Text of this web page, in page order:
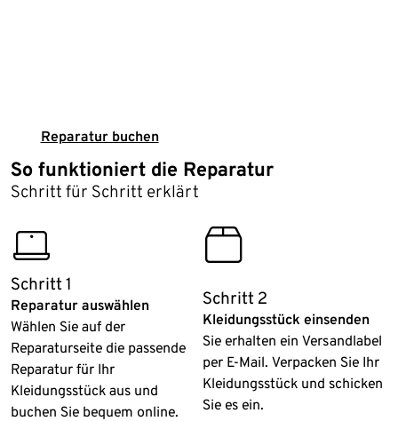
Reparatur buchen
So funktioniert die Reparatur
Schritt für Schritt erklärt
computer
Schritt 1
Reparatur auswählen
Wählen Sie auf der
Reparaturseite die passende
Reparatur für Ihr
Kleidungsstück aus und
buchen Sie bequem online.
shipping_costs_others
Schritt 2
Kleidungsstück einsenden
Sie erhalten ein Versandlabel
per E-Mail. Verpacken Sie Ihr
Kleidungsstück und schicken
Sie es ein.